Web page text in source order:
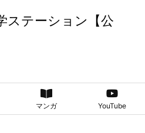
ステーション【公
マンガ YouTube